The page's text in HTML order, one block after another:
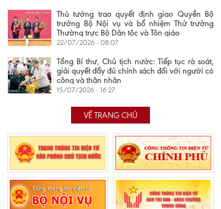
Thủ tướng trao quyết định giao Quyền Bộ
trưởng Bộ Nội vụ và bổ nhiệm Thứ trưởng
Thường trực Bộ Dân tộc và Tôn giáo
22/07/2026 - 08:07
Tổng Bí thư, Chủ tịch nước: Tiếp tục rà soát,
giải quyết đầy đủ chính sách đối với người có
công và thân nhân
15/07/2026 - 16:27
VỀ TRANG CHỦ